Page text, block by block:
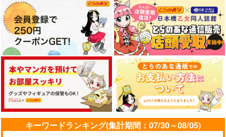
キーワードランキング(集計期間：07/30～08/05)